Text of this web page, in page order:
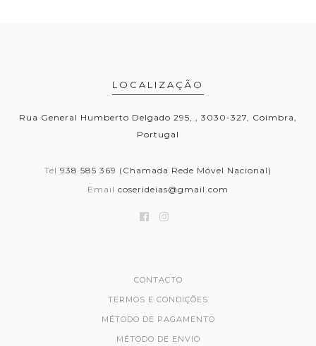
LOCALIZAÇÃO
Rua General Humberto Delgado 295, , 3030-327, Coimbra,
Portugal
Tel 938 585 369 (Chamada Rede Móvel Nacional)
Email coserideias@gmail.com
CONTACTO
TERMOS E CONDIÇÕES
MÉTODO DE PAGAMENTO
MÉTODO DE ENVIO